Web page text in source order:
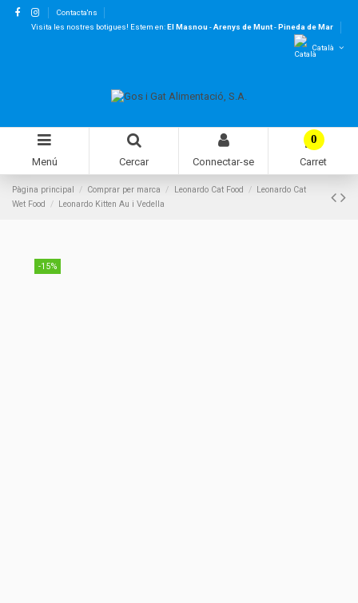
Contacta'ns
Visita les nostres botigues! Estem en:El Masnou-Arenys de Munt-Pineda de Mar
Català
Menú Cercar Connectar-se
0
Carret
Pàgina principal Comprar per marca Leonardo Cat Food
Leonardo Cat
Wet Food
Leonardo Kitten Au i Vedella
-15%